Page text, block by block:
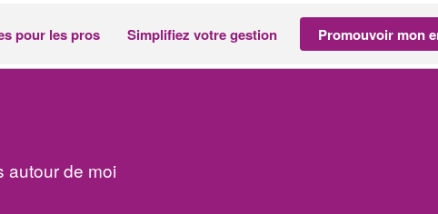
pour les pros Simplifiez votre gestion Promouvoir mon
autour de moi